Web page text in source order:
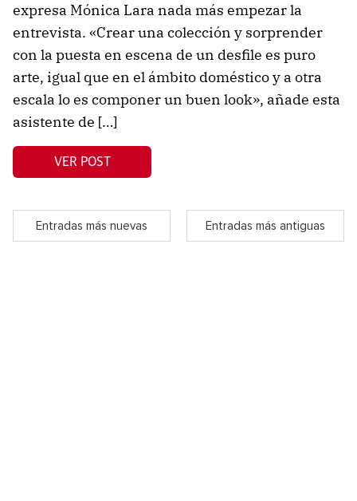
expresa Mónica Lara nada más empezar la
entrevista. «Crear una colección y sorprender
con la puesta en escena de un desfile es puro
arte, igual que en el ámbito doméstico y a otra
escala lo es componer un buen look», añade esta
asistente de […]
VER POST
Entradas más nuevas Entradas más antiguas